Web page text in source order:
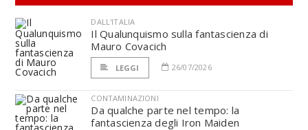
DALL'ITALIA
Il Qualunquismo sulla fantascienza di
Mauro Covacich
LEGGI 26/07/2026
CONTAMINAZIONI
Da qualche parte nel tempo: la
fantascienza degli Iron Maiden